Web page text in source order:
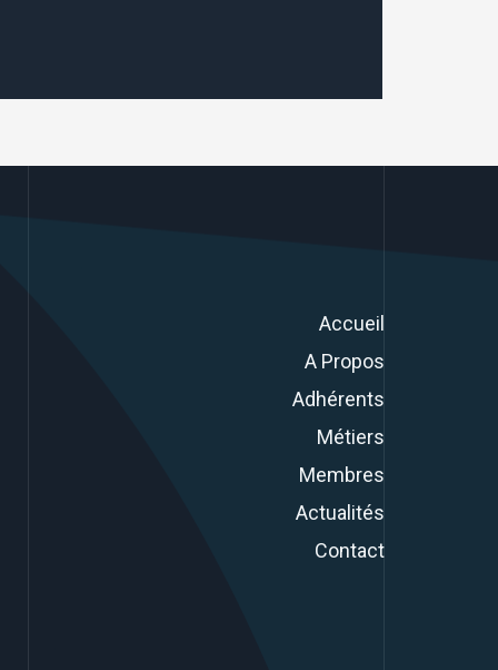
Accueil
A Propos
Adhérents
Métiers
Membres
Actualités
Contact